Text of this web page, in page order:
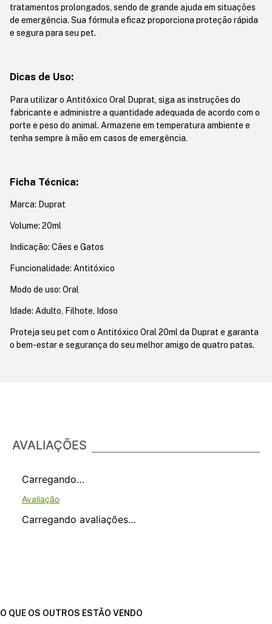
tratamentos prolongados, sendo de grande ajuda em situações
de emergência. Sua fórmula eficaz proporciona proteção rápida
e segura para seu pet.
Dicas de Uso:
Para utilizar o Antitóxico Oral Duprat, siga as instruções do
fabricante e administre a quantidade adequada de acordo com o
porte e peso do animal. Armazene em temperatura ambiente e
tenha sempre à mão em casos de emergência.
Ficha Técnica:
Marca: Duprat
Volume: 20ml
Indicação: Cães e Gatos
Funcionalidade: Antitóxico
Modo de uso: Oral
Idade: Adulto, Filhote, Idoso
Proteja seu pet com o Antitóxico Oral 20ml da Duprat e garanta
o bem-estar e segurança do seu melhor amigo de quatro patas.
AVALIAÇÕES
Carregando…
Carregando avaliações…
O QUE OS OUTROS ESTÃO VENDO